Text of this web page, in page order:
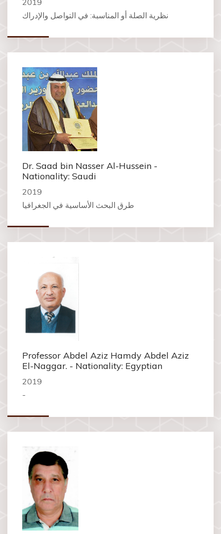
نظرية الصلة أو المناسبة: في التواصل والإدراك
Dr. Saad bin Nasser Al-Hussein -
Nationality: Saudi
2019
طرق البحث الأساسية في الجغرافيا
Professor Abdel Aziz Hamdy Abdel Aziz
El-Naggar. - Nationality: Egyptian
2019
-